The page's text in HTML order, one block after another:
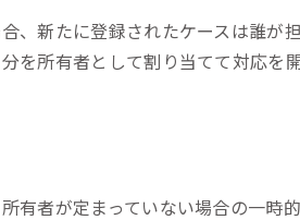
、新たに登録されたケースは誰が
所有者として割り当てて対応を
有者が定まっていない場合の一